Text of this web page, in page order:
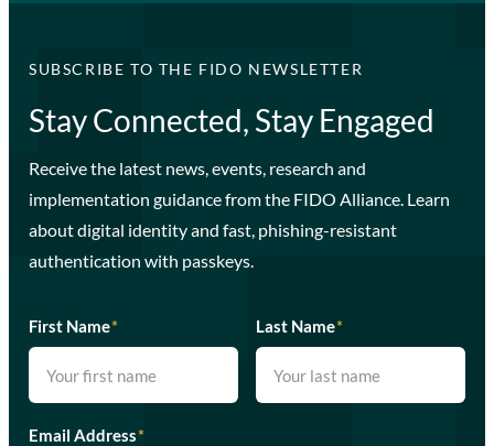
SUBSCRIBE TO THE FIDO NEWSLETTER
Stay Connected, Stay Engaged
Receive the latest news, events, research and
implementation guidance from the FIDO Alliance. Learn
about digital identity and fast, phishing-resistant
authentication with passkeys.
First Name* Last Name*
Email Address*